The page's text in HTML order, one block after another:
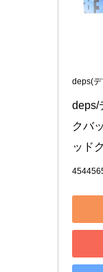
deps(
deps/
クバ
ッド